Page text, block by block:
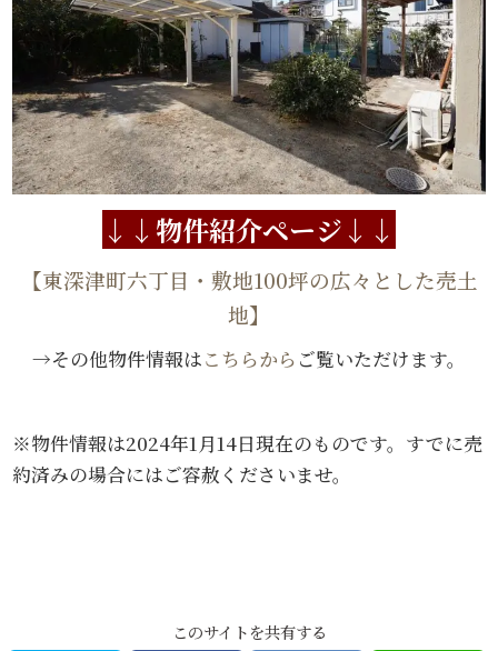
↓↓物件紹介ページ↓↓
【東深津町六丁目・敷地100坪の広々とした売土
地】
→その他物件情報はこちらから ご覧いただけます。
※物件情報は2024年1月14日現在のものです。すでに売
約済みの場合にはご容赦くださいませ。
このサイトを共有する